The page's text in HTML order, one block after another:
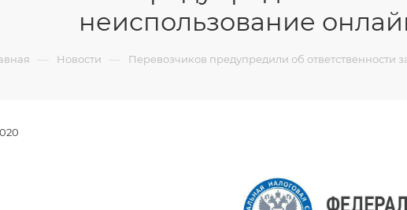
неиспользование
— Новости — Перевозчиков предупредили об ответственности